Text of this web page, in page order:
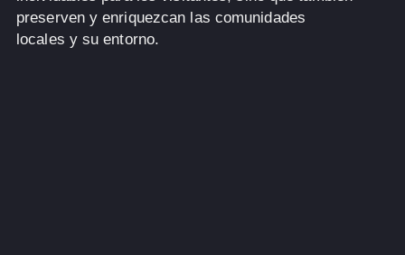
preserven y enriquezcan las comunidades
locales y su entorno.